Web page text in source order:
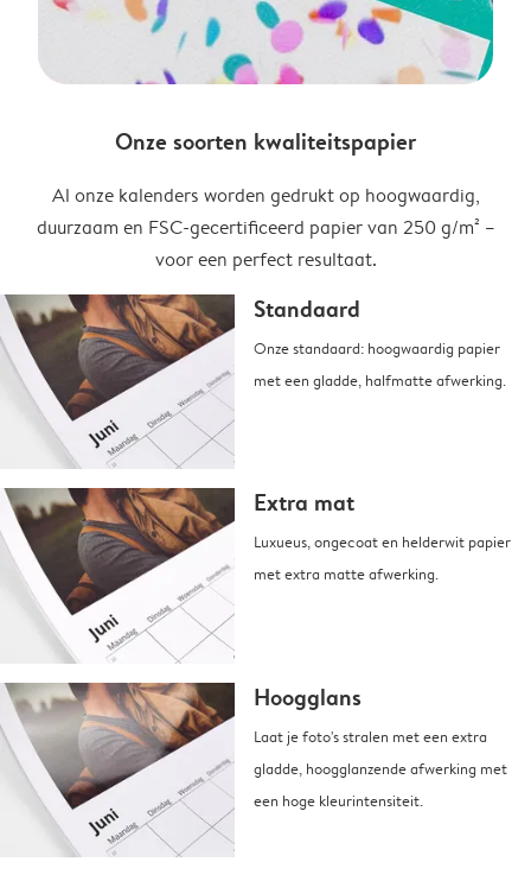
Onze soorten kwaliteitspapier
Al onze kalenders worden gedrukt op hoogwaardig,
duurzaam en FSC-gecertificeerd papier van 250 g/m² –
voor een perfect resultaat.
Standaard
Onze standaard: hoogwaardig papier
met een gladde, halfmatte afwerking.
Extra mat
Luxueus, ongecoat en helderwit papier
met extra matte afwerking.
Hoogglans
Laat je foto's stralen met een extra
gladde, hoogglanzende afwerking met
een hoge kleurintensiteit.